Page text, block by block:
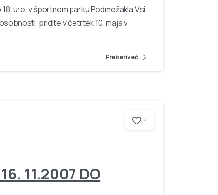
18. ure, v športnem parku Podmežakla Vsi
pridite v četrtek 10. maja v
Preberi več
-
11.2007 DO